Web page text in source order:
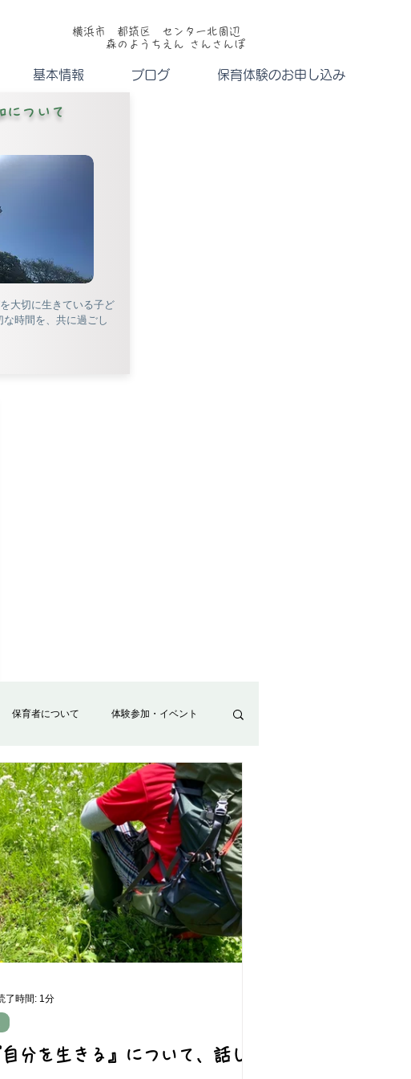
横浜市 都筑区 センター北周辺
森のようちえん さんさんぽ
基本情報 ブログ 保育体験のお申し込み
について
大切に生きている子ど
時間を、共に過ごし
保育者について 体験参加・イベント
分を生きる』について、話して
了時間: 1分